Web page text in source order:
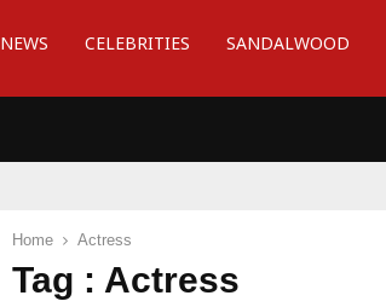
NEWS CELEBRITIES SANDALWOOD
Home Actress
Tag : Actress